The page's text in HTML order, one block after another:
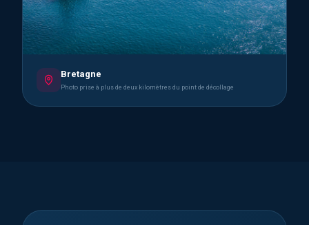
Bretagne
Photo prise à plus de deux kilomètres du point de décollage